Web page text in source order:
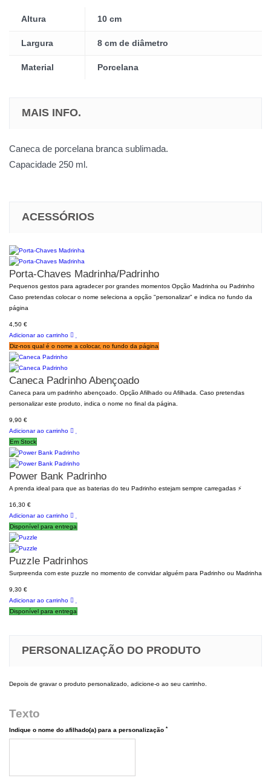
Altura 10 cm
Largura 8 cm de diâmetro
Material Porcelana
MAIS INFO.
Caneca de porcelana branca sublimada.
Capacidade 250 ml.
ACESSÓRIOS
Porta-Chaves Madrinha/Padrinho
Pequenos gestos para agradecer por grandes momentos Opção Madrinha ou Padrinho
Caso pretendas colocar o nome seleciona a opção "personalizar" e indica no fundo da
página
4,50 €
Adicionar ao carrinho
Diz-nos qual é o nome a colocar, no fundo da página
Caneca Padrinho Abençoado
Caneca para um padrinho abençoado. Opção Afilhado ou Afilhada. Caso pretendas
personalizar este produto, indica o nome no final da página.
9,90 €
Adicionar ao carrinho
Em Stock
Power Bank Padrinho
A prenda ideal para que as baterias do teu Padrinho estejam sempre carregadas ⚡
16,30 €
Adicionar ao carrinho
Disponível para entrega
Puzzle Padrinhos
Surpreenda com este puzzle no momento de convidar alguém para Padrinho ou Madrinha
9,30 €
Adicionar ao carrinho
Disponível para entrega
PERSONALIZAÇÃO DO PRODUTO
Depois de gravar o produto personalizado, adicione-o ao seu carrinho.
Texto
Indique o nome do afilhado(a) para a personalização *